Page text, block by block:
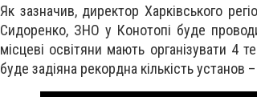
Як зазначив, директор Харківського
Сидоренко, ЗНО у Конотопі буде
місцеві освітяни мають організувати 4
буде задіяна рекордна кількість